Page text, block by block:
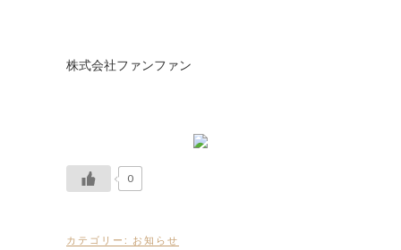
株式会社ファンファン
0
カテゴリー: お知らせ